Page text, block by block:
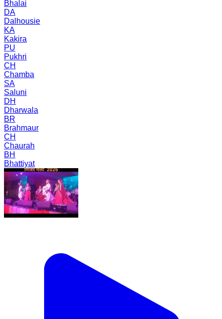
Bhalai
DA
Dalhousie
KA
Kakira
PU
Pukhri
CH
Chamba
SA
Saluni
DH
Dharwala
BR
Brahmaur
CH
Chaurah
BH
Bhattiyat